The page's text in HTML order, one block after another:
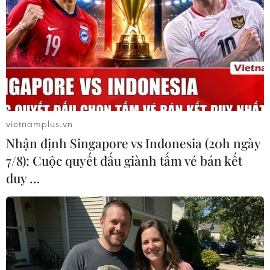
Theo dõi VietnamPlus
TIN LIÊN QUAN
vietnamplus.vn
Nhận định Singapore vs Indonesia (20h ngày
7/8): Cuộc quyết đấu giành tấm vé bán kết
duy …